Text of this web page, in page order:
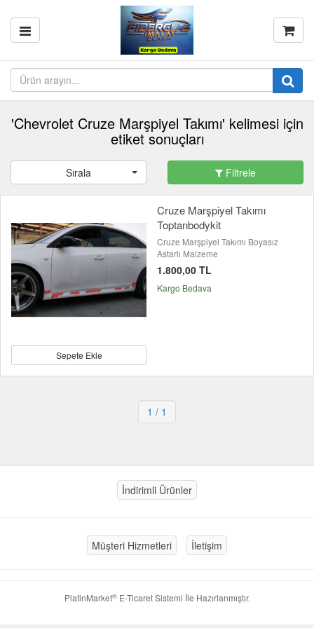
'Chevrolet Cruze Marşpiyel Takımı' kelimesi için
etiket sonuçları
Sırala Filtrele
Sepete Ekle
Cruze Marşpiyel Takımı
Toptanbodykit
Cruze Marşpiyel Takımı Boyasız
Astarlı Malzeme
1.800,00 TL
Kargo Bedava
1 / 1
İndirimli Ürünler
Müşteri Hizmetleri İletişim
PlatinMarket®E-Ticaret Sistemi İle Hazırlanmıştır.